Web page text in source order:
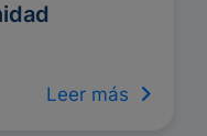
Leer más